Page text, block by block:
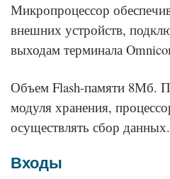
Микропроцессор
внешних устройств,
выходам терминала
Объем Flash-памяти 8Мб.
модуля хранения,
осуществлять сбор данных.
Входы